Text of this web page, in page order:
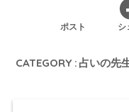
ポスト シ
CATEGORY : 占いの先